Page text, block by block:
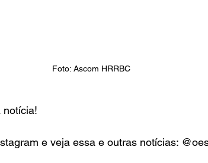
Foto: Ascom HRRBC
e veja essa e outras notícias: